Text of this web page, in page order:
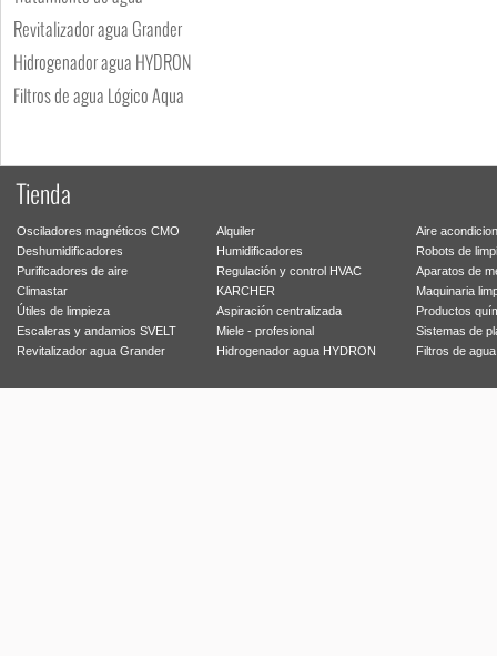
Revitalizador agua Grander
Hidrogenador agua HYDRON
Filtros de agua Lógico Aqua
Tienda
Osciladores magnéticos CMO Alquiler
Aire
Deshumidificadores
Humidificadores
Robots de
Purificadores de aire
Regulación y control HVAC
Aparatos de
Climastar
KARCHER
Maquinaria
Útiles de limpieza
Aspiración centralizada
Productos
Escaleras y andamios SVELT
Miele - profesional
Sistemas de
Revitalizador agua Grander
Hidrogenador agua HYDRON Filtros de